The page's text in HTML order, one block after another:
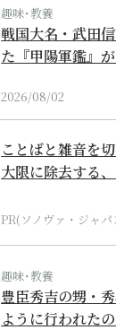
趣味･教養
戦国大名・武田
た『甲陽軍鑑』
2026/08/02
ことばと雑音を
大限に除去する
PR(ソノヴァ・ジャ
趣味･教養
豊臣秀吉の甥・
ように行われたの